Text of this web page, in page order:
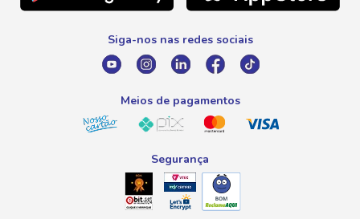
0800 016 6680
atendimento@savegnago.com.br
Siga-nos nas redes sociais
Meios de pagamentos
Segurança